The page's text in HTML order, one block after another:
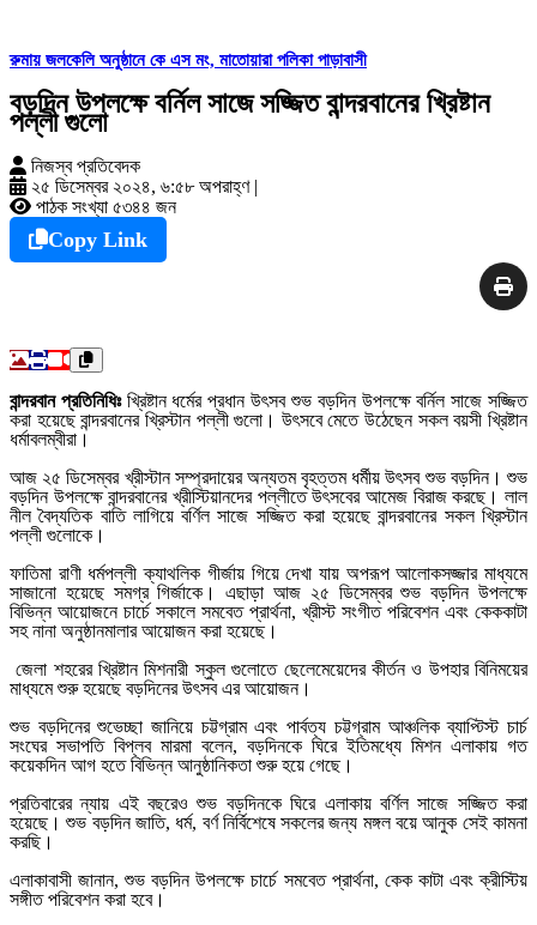
রুমায় জলকেলি অনুষ্ঠানে কে এস মং, মাতোয়ারা পলিকা পাড়াবাসী
বড়দিন উপলক্ষে বর্নিল সাজে সজ্জিত বান্দরবানের খ্রিষ্টান
পল্লী গুলো
নিজস্ব প্রতিবেদক
২৫ ডিসেম্বর ২০২৪, ৬:৫৮ অপরাহ্ণ |
পাঠক সংখ্যা ৫৩৪৪ জন
Copy Link
বান্দরবান প্রতিনিধিঃখ্রিষ্টান ধর্মের প্রধান উৎসব শুভ বড়দিন উপলক্ষে বর্নিল সাজে সজ্জিত
করা হয়েছে বান্দরবানের খ্রিস্টান পল্লী গুলো। উৎসবে মেতে উঠেছেন সকল বয়সী খ্রিষ্টান
ধর্মাবলম্বীরা।
আজ ২৫ ডিসেম্বর খ্রীস্টান সম্প্রদায়ের অন্যতম বৃহত্তম ধর্মীয় উৎসব শুভ বড়দিন। শুভ
বড়দিন উপলক্ষে বান্দরবানের খ্রীস্টিয়ানদের পল্লীতে উৎসবের আমেজ বিরাজ করছে। লাল
নীল বৈদ্যতিক বাতি লাগিয়ে বর্ণিল সাজে সজ্জিত করা হয়েছে বান্দরবানের সকল খ্রিস্টান
পল্লী গুলোকে।
ফাতিমা রাণী ধর্মপল্লী ক্যাথলিক গীর্জায় গিয়ে দেখা যায় অপরূপ আলোকসজ্জার মাধ্যমে
সাজানো হয়েছে সমগ্র গির্জাকে। এছাড়া আজ ২৫ ডিসেম্বর শুভ বড়দিন উপলক্ষে
বিভিন্ন আয়োজনে চার্চে সকালে সমবেত প্রার্থনা, খ্রীস্ট সংগীত পরিবেশন এবং কেককাটা
সহ নানা অনুষ্ঠানমালার আয়োজন করা হয়েছে।
জেলা শহরের খ্রিষ্টান মিশনারী স্কুল গুলোতে ছেলেমেয়েদের কীর্তন ও উপহার বিনিময়ের
মাধ্যমে শুরু হয়েছে বড়দিনের উৎসব এর আয়োজন।
শুভ বড়দিনের শুভেচ্ছা জানিয়ে চট্টগ্রাম এবং পার্বত্য চট্টগ্রাম আঞ্চলিক ব্যাপ্টিস্ট চার্চ
সংঘের সভাপতি বিপ্লব মারমা বলেন, বড়দিনকে ঘিরে ইতিমধ্যে মিশন এলাকায় গত
কয়েকদিন আগ হতে বিভিন্ন আনুষ্ঠানিকতা শুরু হয়ে গেছে।
প্রতিবারের ন্যায় এই বছরেও শুভ বড়দিনকে ঘিরে এলাকায় বর্ণিল সাজে সজ্জিত করা
হয়েছে। শুভ বড়দিন জাতি, ধর্ম, বর্ণ নির্বিশেষে সকলের জন্য মঙ্গল বয়ে আনুক সেই কামনা
করছি।
এলাকাবাসী জানান, শুভ বড়দিন উপলক্ষে চার্চে সমবেত প্রার্থনা, কেক কাটা এবং ক্রীস্টিয়
সঙ্গীত পরিবেশন করা হবে।